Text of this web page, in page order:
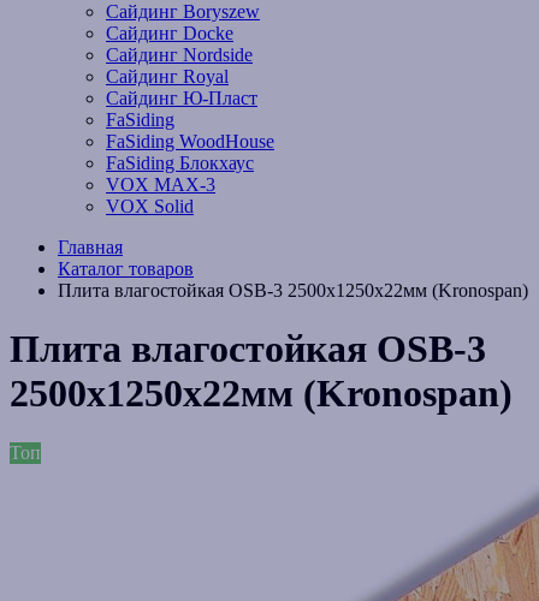
Сайдинг Boryszew
Сайдинг Docke
Сайдинг Nordside
Сайдинг Royal
Сайдинг Ю-Пласт
FaSiding
FaSiding WoodHouse
FaSiding Блокхаус
VOX MAX-3
VOX Solid
Главная
Каталог товаров
Плита влагостойкая OSB-3 2500х1250х22мм (Kronospan)
Плита влагостойкая OSB-3
2500х1250х22мм (Kronospan)
Топ